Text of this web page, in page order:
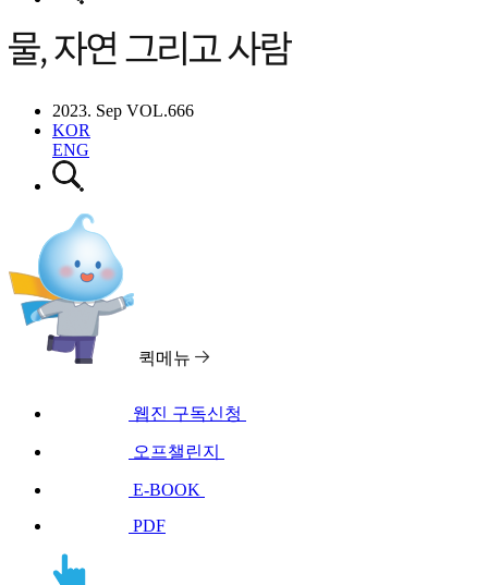
2023. Sep VOL.666
KOR
ENG
퀵메뉴
웹진 구독신청
오프챌린지
E-BOOK
PDF